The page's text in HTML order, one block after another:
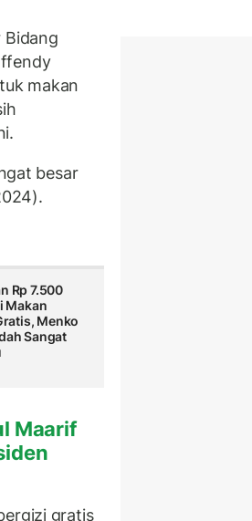
Bidang
makan
besar
Rp 7.500
Makan
Menko
Sangat
Maarif
gratis